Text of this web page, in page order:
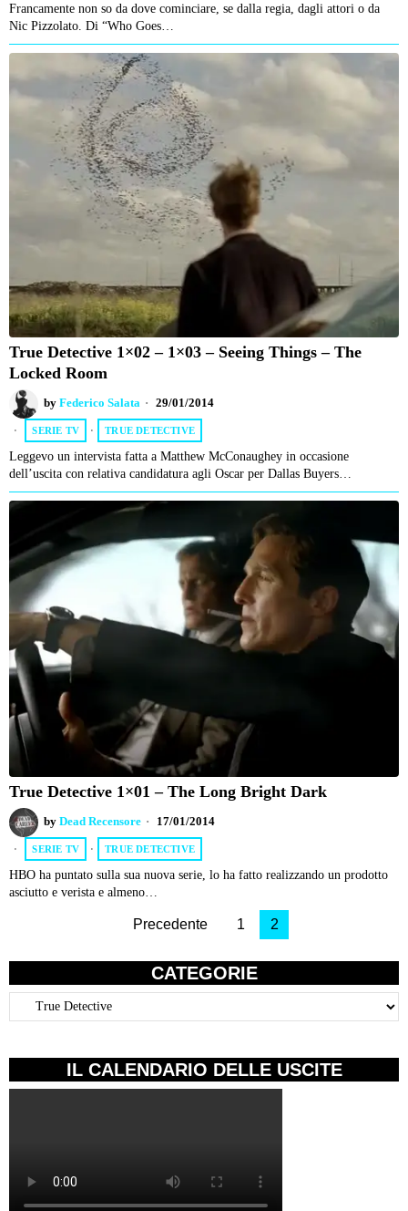
Francamente non so da dove cominciare, se dalla regia, dagli attori o da
Nic Pizzolato. Di “Who Goes…
True Detective 1×02 – 1×03 – Seeing Things – The
Locked Room
by Federico Salata 29/01/2014
SERIE TV · TRUE DETECTIVE
Leggevo un intervista fatta a Matthew McConaughey in occasione
dell’uscita con relativa candidatura agli Oscar per Dallas Buyers…
True Detective 1×01 – The Long Bright Dark
by Dead Recensore 17/01/2014
SERIE TV · TRUE DETECTIVE
HBO ha puntato sulla sua nuova serie, lo ha fatto realizzando un prodotto
asciutto e verista e almeno…
Precedente 1 2
CATEGORIE
Categorie
IL CALENDARIO DELLE USCITE